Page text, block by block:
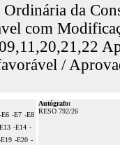
da
com
/
-E6 -E7 -E8
-E14 -
-E20 -
Autógrafo:
RESO 792/26